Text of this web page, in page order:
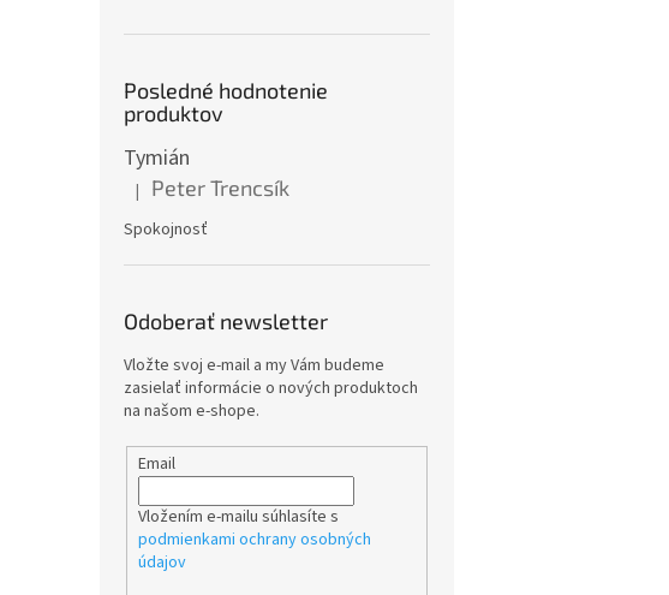
Posledné hodnotenie
produktov
Tymián
Hodnotenie produktu je 5 z 5 hviezdičiek.
| Peter Trencsík
Spokojnosť
Odoberať newsletter
Vložte svoj e-mail a my Vám budeme
zasielať informácie o nových produktoch
na našom e-shope.
Email
Vložením e-mailu súhlasíte s
podmienkami ochrany osobných
údajov